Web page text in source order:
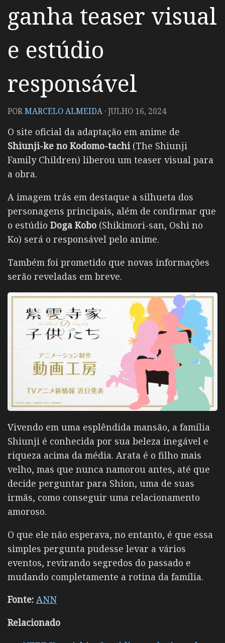
ganha teaser visual
e estúdio
responsável
PORMARCELO ALMEIDA ·JULHO 16, 2024
O site oficial da adaptação em anime de
Shiunji-ke no Kodomo-tachi(The Shiunji
Family Children) liberou um teaser visual para
a obra.
A imagem trás em destaque a silhueta dos
personagens principais, além de confirmar que
o estúdio Doga Kobo (Shikimori-san, Oshi no
Ko) será o responsável pelo anime.
Também foi prometido que novas informações
serão reveladas em breve.
Vivendo em uma esplêndida mansão, a família
Shiunji é conhecida por sua beleza inegável e
riqueza acima da média. Arata é o filho mais
velho, mas que nunca namorou antes, até que
decide perguntar para Shion, uma de suas
irmãs, como conseguir uma relacionamento
amoroso.
O que ele não esperava, no entanto, é que essa
simples pergunta pudesse levar a vários
eventos, revirando segredos do passado e
mudando completamente a rotina da família.
Fonte: ANN
Relacionado